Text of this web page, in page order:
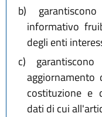
b)
informativo
degli enti
c)
costituzione e
dati di cui